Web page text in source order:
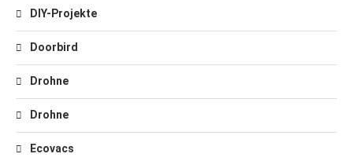
DIY-Projekte
Doorbird
Drohne
Drohne
Ecovacs